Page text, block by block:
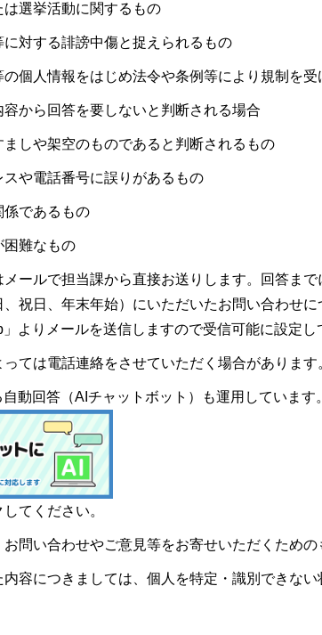
は選挙活動に関するもの
に対する誹謗中傷と捉えられるもの
の個人情報をはじめ法令や条例等により規制を受
容から回答を要しないと判断される場合
ましや架空のものであると判断されるもの
スや電話番号に誤りがあるもの
係であるもの
困難なもの
メールで担当課から直接お送りします。回答ま
、祝日、年末年始）にいただいたお問い合わせ
」よりメールを送信しますので受信可能に設定し
っては電話連絡をさせていただく場合がありま
動回答（AIチャットボット）も運用しています
てください。
問い合わせやご意見等をお寄せいただくため
容につきましては、個人を特定・識別できな